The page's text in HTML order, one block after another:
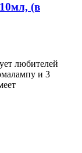
(в
любителей
и 3